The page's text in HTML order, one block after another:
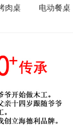
肉桌 电动餐桌